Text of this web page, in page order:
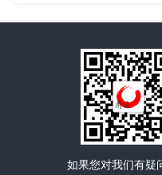
详情
如果您对我们有疑